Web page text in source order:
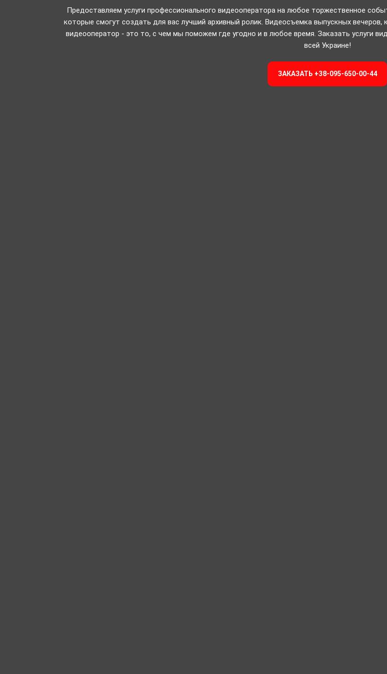
Предоставляем услуги профессионального видеооператора на любое торжественное
которые смогут создать для вас лучший архивный ролик. Видеосъемка выпускных
видеооператор - это то, с чем мы поможем где угодно и в любое время. Заказать услуги
всей Украине!
ЗАКАЗАТЬ +38-095-650-00-44